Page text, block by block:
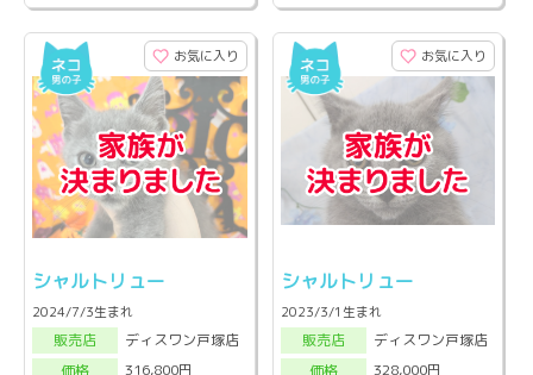
お気に入り
シャルトリュー
2024/7/3生まれ
販売店
ディスワン戸塚店
価格
316,800円
お気に入り
シャルトリュー
2023/3/1生まれ
販売店
ディスワン戸塚店
価格
328,000円